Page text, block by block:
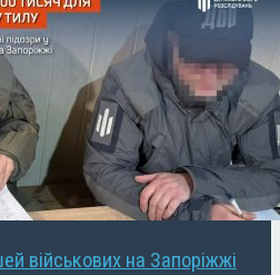
військових на Запоріжжі